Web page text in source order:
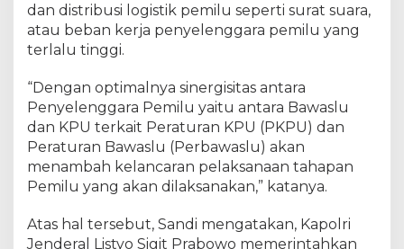
dan distribusi logistik pemilu seperti surat suara,
atau beban kerja penyelenggara pemilu yang
terlalu tinggi.
“Dengan optimalnya sinergisitas antara
Penyelenggara Pemilu yaitu antara Bawaslu
dan KPU terkait Peraturan KPU (PKPU) dan
Peraturan Bawaslu (Perbawaslu) akan
menambah kelancaran pelaksanaan tahapan
Pemilu yang akan dilaksanakan,” katanya.
Atas hal tersebut, Sandi mengatakan, Kapolri
Jenderal Listyo Sigit Prabowo memerintahkan